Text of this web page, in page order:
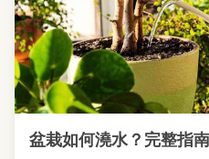
盆栽如何澆水？完整指